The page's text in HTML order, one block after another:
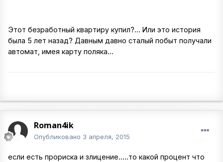
Этот безработный квартиру купил?... Или это история
была 5 лет назад? Давным давно сталый побыт получали
автомат, имея карту поляка...
Roman4ik
Опубликовано 3 апреля, 2015
если есть прориска и злицение.....то какой процент что